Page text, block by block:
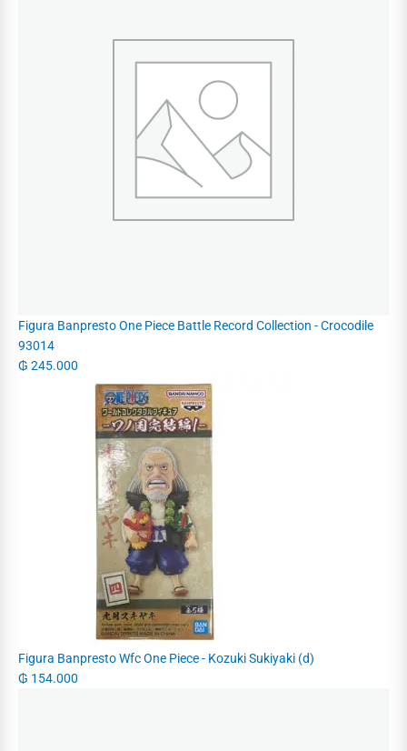
Figura Banpresto One Piece Battle Record Collection - Crocodile
93014
₲ 245.000
Figura Banpresto Wfc One Piece - Kozuki Sukiyaki (d)
₲ 154.000